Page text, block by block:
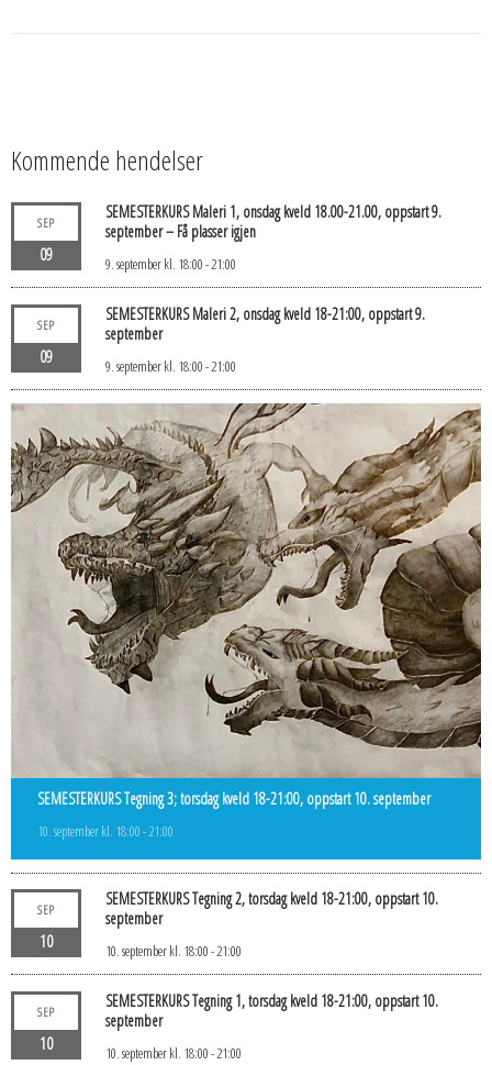
Kommende hendelser
SEP
09
SEMESTERKURS Maleri 1, onsdag kveld 18.00-21.00, oppstart 9.
september – Få plasser igjen
9. september kl. 18:00-21:00
SEP
09
SEMESTERKURS Maleri 2, onsdag kveld 18-21:00, oppstart 9.
september
9. september kl. 18:00-21:00
SEMESTERKURS Tegning 3; torsdag kveld 18-21:00, oppstart 10. september
10. september kl. 18:00-21:00
SEP
10
SEMESTERKURS Tegning 2, torsdag kveld 18-21:00, oppstart 10.
september
10. september kl. 18:00-21:00
SEP
10
SEMESTERKURS Tegning 1, torsdag kveld 18-21:00, oppstart 10.
september
10. september kl. 18:00-21:00